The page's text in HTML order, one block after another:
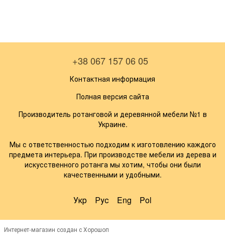
+38 067 157 06 05
Контактная информация
Полная версия сайта
Производитель ротанговой и деревянной мебели №1 в
Украине.
Мы с ответственностью подходим к изготовлению каждого
предмета интерьера. При производстве мебели из дерева и
искусственного ротанга мы хотим, чтобы они были
качественными и удобными.
Укр Рус Eng Pol
Интернет-магазин создан с Хорошоп